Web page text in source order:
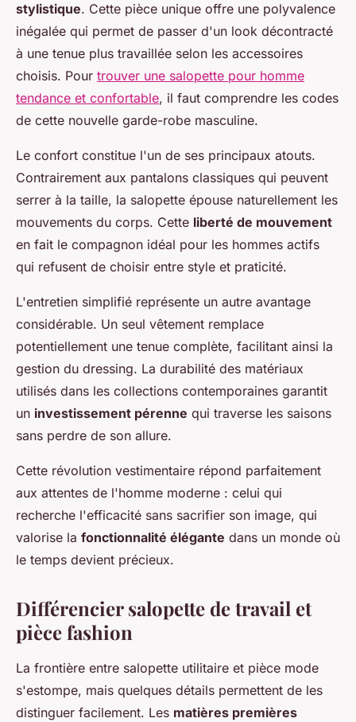
stylistique. Cette pièce unique offre une polyvalence
inégalée qui permet de passer d'un look décontracté
à une tenue plus travaillée selon les accessoires
choisis. Pour trouver une salopette pour homme
tendance et confortable, il faut comprendre les codes
de cette nouvelle garde-robe masculine.
Le confort constitue l'un de ses principaux atouts.
Contrairement aux pantalons classiques qui peuvent
serrer à la taille, la salopette épouse naturellement les
mouvements du corps. Cette liberté de mouvement
en fait le compagnon idéal pour les hommes actifs
qui refusent de choisir entre style et praticité.
L'entretien simplifié représente un autre avantage
considérable. Un seul vêtement remplace
potentiellement une tenue complète, facilitant ainsi la
gestion du dressing. La durabilité des matériaux
utilisés dans les collections contemporaines garantit
un investissement pérenne qui traverse les saisons
sans perdre de son allure.
Cette révolution vestimentaire répond parfaitement
aux attentes de l'homme moderne : celui qui
recherche l'efficacité sans sacrifier son image, qui
valorise la fonctionnalité élégante dans un monde où
le temps devient précieux.
Différencier salopette de travail et
pièce fashion
La frontière entre salopette utilitaire et pièce mode
s'estompe, mais quelques détails permettent de les
distinguer facilement. Les matières premières